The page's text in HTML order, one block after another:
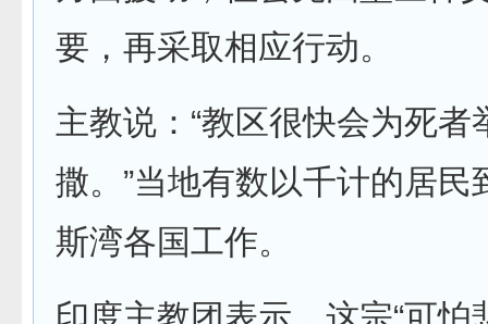
要，再采取相应行动。
主教说：“教区很快会为死者
撒。”当地有数以千计的居民
斯湾各国工作。
印度主教团表示，这宗“可怕